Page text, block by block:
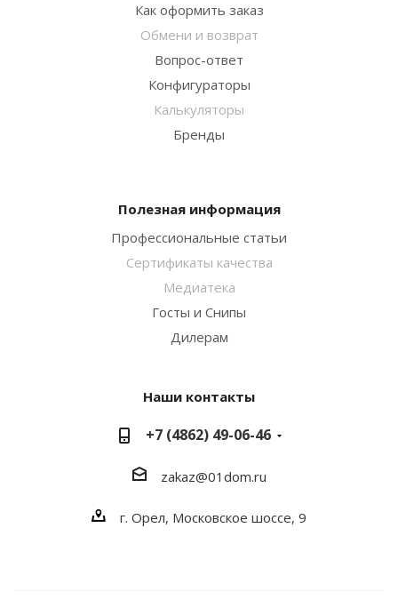
Как оформить заказ
Обмени и возврат
Вопрос-ответ
Конфигураторы
Калькуляторы
Бренды
Полезная информация
Профессиональные статьи
Сертификаты качества
Медиатека
Госты и Снипы
Дилерам
Наши контакты
+7 (4862) 49-06-46
zakaz@01dom.ru
г. Орел, Московское шоссе, 9